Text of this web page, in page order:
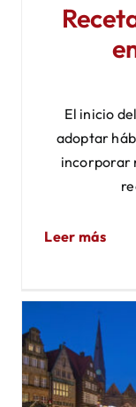
El inicio
adoptar
incorporar
Leer más